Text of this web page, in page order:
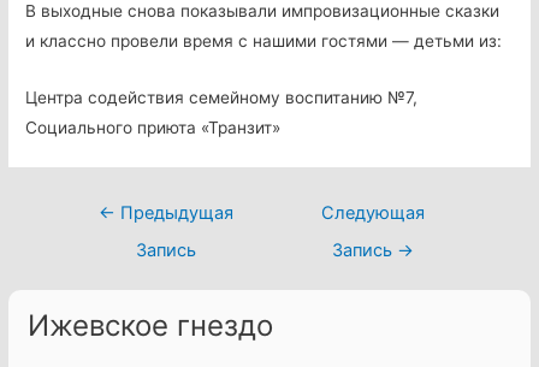
Ижевское гнездо
В выходные снова показывали импровизационные сказки
и классно провели время с нашими гостями — детьми из:
Центра содействия семейному воспитанию №7,
Социального приюта «Транзит»
Навигация
← Предыдущая
Запись
Следующая
Запись →